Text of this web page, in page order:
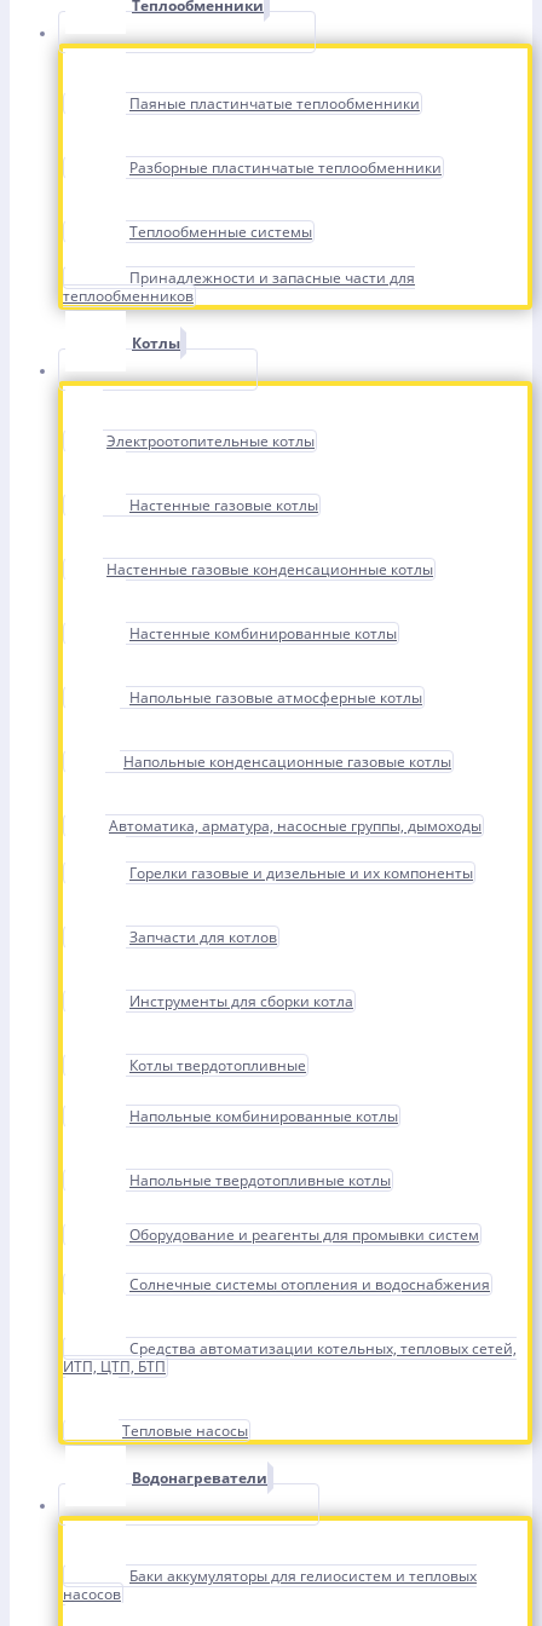
Теплообменники
Паяные пластинчатые теплообменники
Разборные пластинчатые теплообменники
Теплообменные системы
Принадлежности и запасные части для
теплообменников
Котлы
Электроотопительные котлы
Настенные газовые котлы
Настенные газовые конденсационные котлы
Настенные комбинированные котлы
Напольные газовые атмосферные котлы
Напольные конденсационные газовые котлы
Автоматика, арматура, насосные группы, дымоходы
Горелки газовые и дизельные и их компоненты
Запчасти для котлов
Инструменты для сборки котла
Котлы твердотопливные
Напольные комбинированные котлы
Напольные твердотопливные котлы
Оборудование и реагенты для промывки систем
Солнечные системы отопления и водоснабжения
Средства автоматизации котельных, тепловых сетей,
ИТП, ЦТП, БТП
Тепловые насосы
Водонагреватели
Баки аккумуляторы для гелиосистем и тепловых
насосов